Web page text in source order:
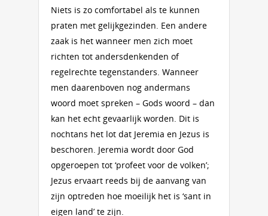
Niets is zo comfortabel als te kunnen
praten met gelijkgezinden. Een andere
zaak is het wanneer men zich moet
richten tot andersdenkenden of
regelrechte tegenstanders. Wanneer
men daarenboven nog andermans
woord moet spreken – Gods woord – dan
kan het echt gevaarlijk worden. Dit is
nochtans het lot dat Jeremia en Jezus is
beschoren. Jeremia wordt door God
opgeroepen tot ‘profeet voor de volken’;
Jezus ervaart reeds bij de aanvang van
zijn optreden hoe moeilijk het is ‘sant in
eigen land’ te zijn.